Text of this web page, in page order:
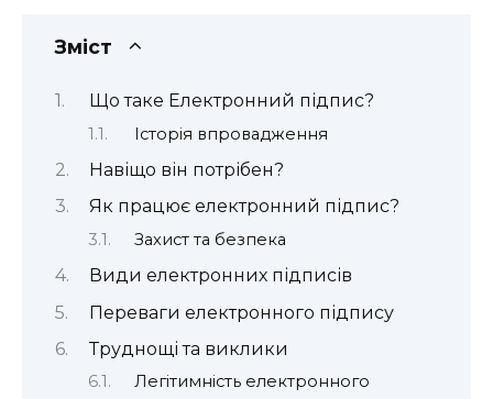
Зміст
Що таке Електронний підпис?
Історія впровадження
Навіщо він потрібен?
Як працює електронний підпис?
Захист та безпека
Види електронних підписів
Переваги електронного підпису
Труднощі та виклики
Легітимність електронного